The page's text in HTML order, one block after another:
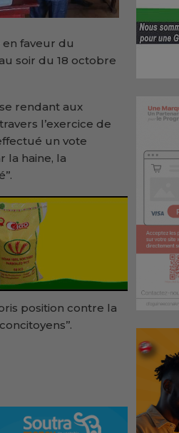
en faveur du
soir du 18 octobre
rendant aux
l’exercice de
un vote
la haine, la
position contre la